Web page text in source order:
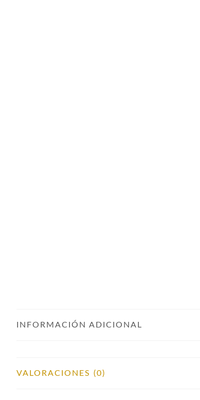
INFORMACIÓN ADICIONAL
VALORACIONES (0)